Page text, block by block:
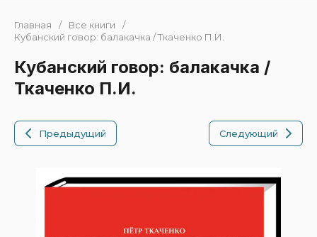
Главная / Все книги
/
Кубанский говор: балакачка / Ткаченко П.И.
Кубанский говор: балакачка /
Ткаченко П.И.
Предыдущий Следующий